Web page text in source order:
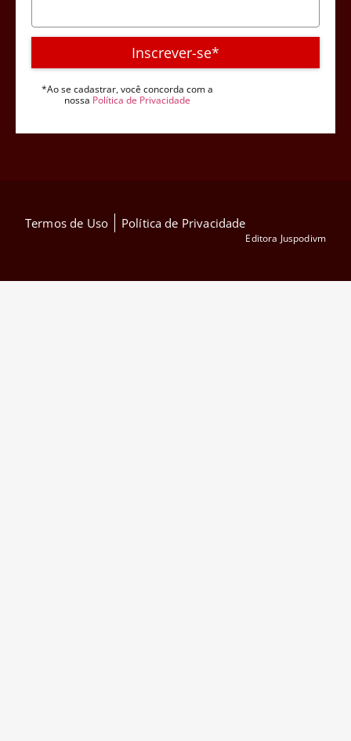
Inscrever-se*
*Ao se cadastrar, você concorda com a
nossa Política de Privacidade
Termos de Uso Política de Privacidade
Editora Juspodivm